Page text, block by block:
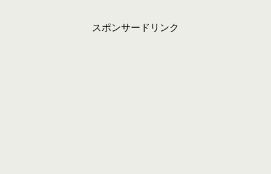
スポンサードリンク